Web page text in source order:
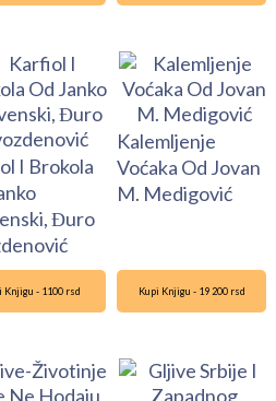
I Brokola
Đuro
Kalemljenje
Voćaka Od Jovan
M. Medigović
Knjigu - 1100 rsd Kupi Knjigu - 19 200 rsd